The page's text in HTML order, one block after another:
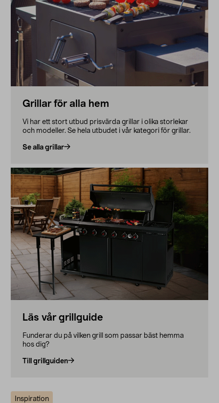
Grillar för alla hem
Vi har ett stort utbud prisvärda grillar i olika storlekar
och modeller. Se hela utbudet i vår kategori för grillar.
Se alla grillar
Läs vår grillguide
Funderar du på vilken grill som passar bäst hemma
hos dig?
Till grillguiden
Inspiration